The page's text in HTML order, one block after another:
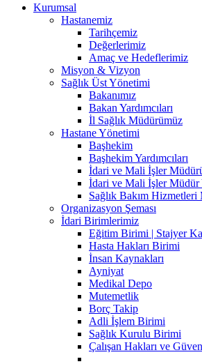
Kurumsal
Hastanemiz
Tarihçemiz
Değerlerimiz
Amaç ve Hedeflerimiz
Misyon & Vizyon
Sağlık Üst Yönetimi
Bakanımız
Bakan Yardımcıları
İl Sağlık Müdürümüz
Hastane Yönetimi
Başhekim
Başhekim Yardımcıları
İdari ve Mali İşler
İdari ve Mali İşler Müdür
Sağlık Bakım Hizmetleri
Organizasyon Şeması
İdari Birimlerimiz
Eğitim Birimi | Stajyer
Hasta Hakları Birimi
İnsan Kaynakları
Ayniyat
Medikal Depo
Mutemetlik
Borç Takip
Adli İşlem Birimi
Sağlık Kurulu Birimi
Çalışan Hakları ve